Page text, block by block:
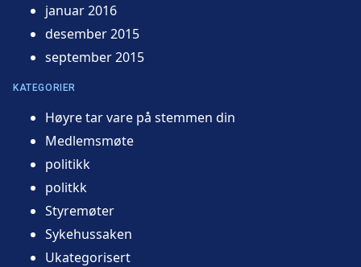
januar 2016
desember 2015
september 2015
KATEGORIER
Høyre tar vare på stemmen din
Medlemsmøte
politikk
politkk
Styremøter
Sykehussaken
Ukategorisert